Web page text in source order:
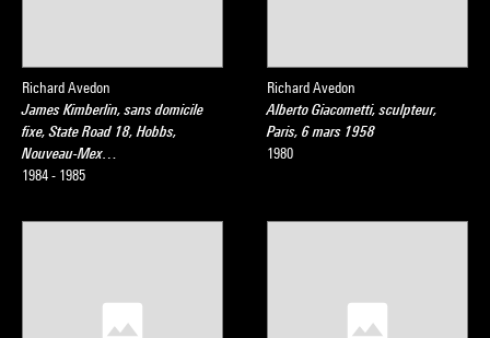
Richard Avedon
James Kimberlin, sans domicile
fixe, State Road 18, Hobbs,
Nouveau-Mex…
1984 - 1985
Richard Avedon
Alberto Giacometti, sculpteur,
Paris, 6 mars 1958
1980